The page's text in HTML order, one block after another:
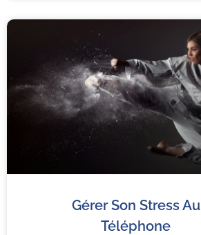
Gérer Son Stress Au
Téléphone